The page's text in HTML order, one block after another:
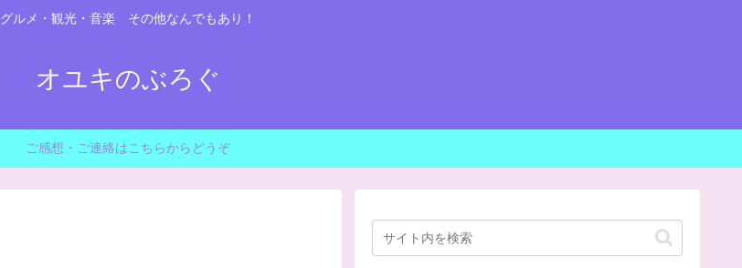
グルメ・観光・音楽 その他なんでもあり！
オユキのぶろぐ
ご感想・ご連絡はこちらからどうぞ